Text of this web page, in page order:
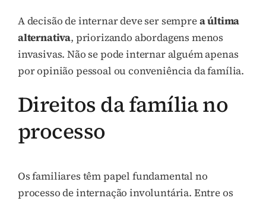
A decisão de internar deve ser semprea última
alternativa, priorizando abordagens menos
invasivas. Não se pode internar alguém apenas
por opinião pessoal ou conveniência da família.
Direitos da família no
processo
Os familiares têm papel fundamental no
processo de internação involuntária. Entre os